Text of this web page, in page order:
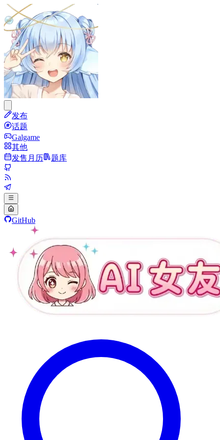
发布
话题
Galgame
其他
发售月历
题库
GitHub